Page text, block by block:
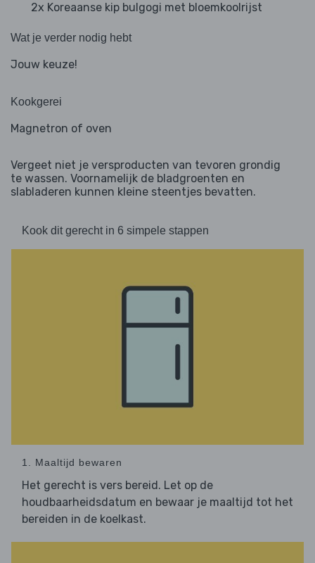
2x Koreaanse kip bulgogi met bloemkoolrijst
Wat je verder nodig hebt
Jouw keuze!
Kookgerei
Magnetron of oven
Vergeet niet je versproducten van tevoren grondig
te wassen. Voornamelijk de bladgroenten en
slabladeren kunnen kleine steentjes bevatten.
Kook dit gerecht in 6 simpele stappen
1. Maaltijd bewaren
Het gerecht is vers bereid. Let op de
houdbaarheidsdatum en bewaar je maaltijd tot het
bereiden in de koelkast.